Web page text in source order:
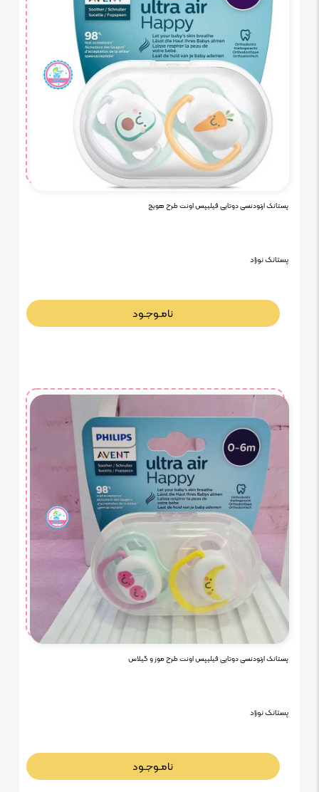
پستانک ارتودنسی دوتایی فیلیپس اونت طرح هویج
پستانک نوزاد
نامـوجـود
پستانک ارتودنسی دوتایی فیلیپس اونت طرح موز و گیلاس
پستانک نوزاد
نامـوجـود